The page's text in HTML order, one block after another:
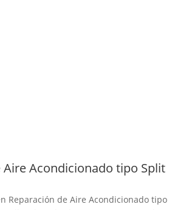
Aire Acondicionado tipo Split
Reparación de Aire Acondicionado tipo